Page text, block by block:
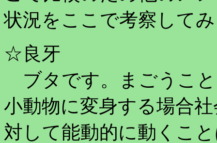
状況をここで考察して
☆良牙
ブタです。まごうこ
小動物に変身する場合
対して能動的に動くこ